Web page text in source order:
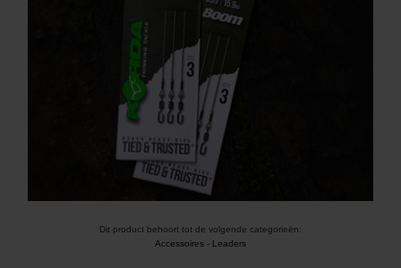
Dit product behoort tot de volgende categorieën:
Accessoires - Leaders